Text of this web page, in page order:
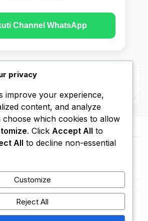
Channel WhatsApp
Tentang Kami
privacy
improve your experience,
content, and analyze
choose which cookies to allow
. Click Accept All to
All to decline non-essential
Customize
Reject All